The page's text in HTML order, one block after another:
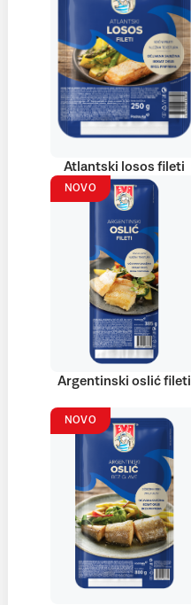
Atlantski losos fileti
NOVO
Argentinski oslić fileti
NOVO